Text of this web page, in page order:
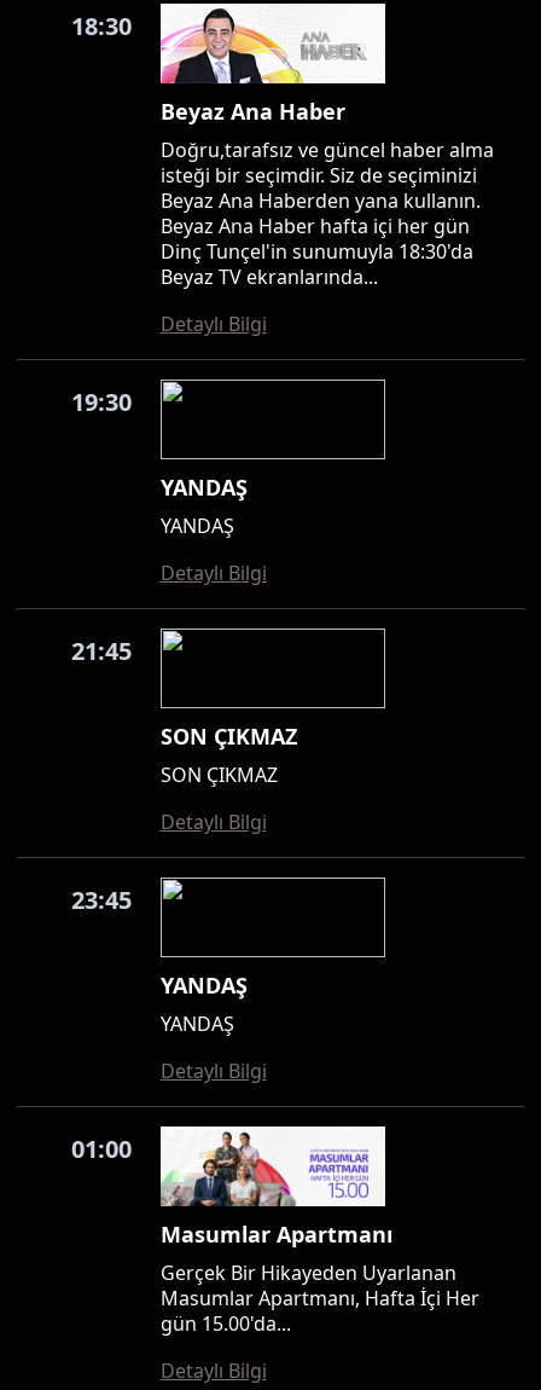
18:30
Beyaz Ana Haber
Doğru,tarafsız ve güncel haber alma
isteği bir seçimdir. Siz de seçiminizi
Beyaz Ana Haberden yana kullanın.
Beyaz Ana Haber hafta içi her gün
Dinç Tunçel'in sunumuyla 18:30'da
Beyaz TV ekranlarında...
Detaylı Bilgi
19:30
YANDAŞ
YANDAŞ
Detaylı Bilgi
21:45
SON ÇIKMAZ
SON ÇIKMAZ
Detaylı Bilgi
23:45
YANDAŞ
YANDAŞ
Detaylı Bilgi
01:00
Masumlar Apartmanı
Gerçek Bir Hikayeden Uyarlanan
Masumlar Apartmanı, Hafta İçi Her
gün 15.00'da...
Detaylı Bilgi